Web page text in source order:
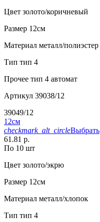
Цвет золото/коричневый
Размер 12см
Материал металл/полиэстер
Тип тип 4
Прочее тип 4 автомат
Артикул 39038/12
39049/12
12см
checkmark_alt_circleВыбрать
61.81 р.
По 10 шт
Цвет золото/экрю
Размер 12см
Материал металл/хлопок
Тип тип 4